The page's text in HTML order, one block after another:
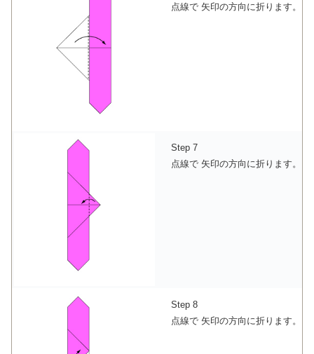
点線で 矢印の方向に折ります。
Step 7
点線で 矢印の方向に折ります。
Step 8
点線で 矢印の方向に折ります。